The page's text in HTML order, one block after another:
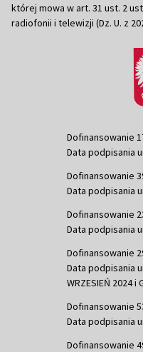
której mowa w art. 31 ust. 2
radiofonii i telewizji (Dz. U. z
Dofinansowanie
Data podpisania
Dofinansowanie
Data podpisania
Dofinansowanie
Data podpisania
Dofinansowanie
Data podpisania
WRZESIEŃ 2024 i
Dofinansowanie
Data podpisania
Dofinansowanie